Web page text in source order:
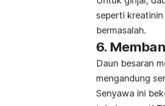
seperti kreatinin
bermasalah.
6.
Daun besaran
mengandung
Senyawa ini